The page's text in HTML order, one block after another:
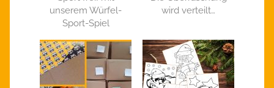
unserem Würfel-
Sport-Spiel
wird verteilt…